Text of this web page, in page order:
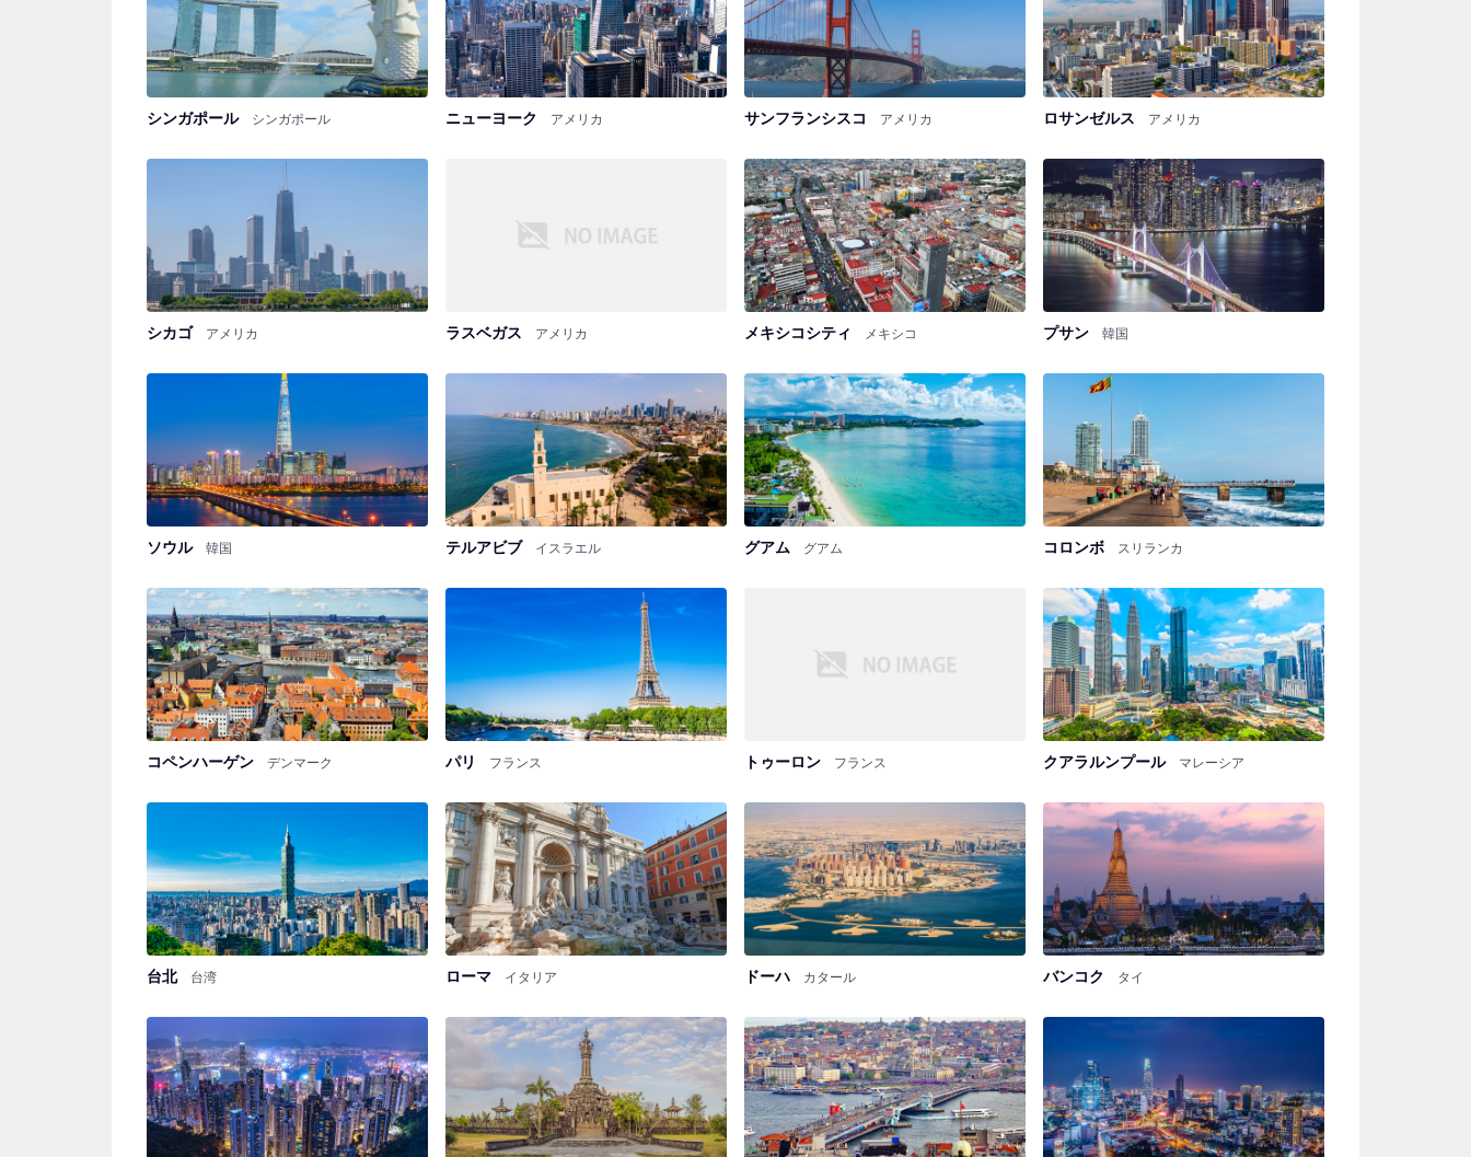
シンガポール シンガポール ニューヨーク アメリカ サンフランシスコ アメリカ ロサンゼルス アメリカ
シカゴ アメリカ ラスベガス アメリカ メキシコシティ メキシコ プサン 韓国
ソウル 韓国 テルアビブ イスラエル グアム グアム コロンボ スリランカ
コペンハーゲン デンマーク パリ フランス トゥーロン フランス クアラルンプール マレーシア
台北 台湾 ローマ イタリア ドーハ カタール バンコク タイ